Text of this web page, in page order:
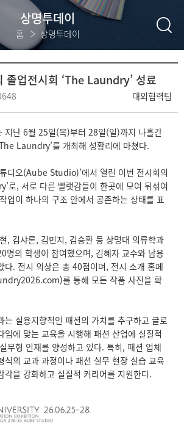
상명투데이
홈 상명투데이
졸업전시회 ‘The Laundry’ 성료
대외협력팀
지난 6월 25일(목)부터 28일(일)까지 나흘간
Laundry’를 개최해 성황리에 마쳤다.
디오(Aube Studio)’에서 열린 이번 전시회의
로, 서로 다른 빨랫감들이 한곳에 모여 뒤섞여
업이 하나의 구조 안에서 공존하는 상태를 표
, 김샤론, 김민지, 김승환 등 상명대 의류학과
명의 학생이 참여했으며, 김혜자 교수와 남용
다. 전시 의상은 총 40점이며, 전시 소개 홈페
를 통해 모든 작품 사진을 확
는 실용지향적인 패션의 가치를 추구하고 글로
임에 맞는 교육을 시행해 패션 산업에 실질적
무형 인재를 양성하고 있다. 특히, 패션 업체
식의 교과 과정이나 패션 실무 현장 실습 교육
각을 강화하고 실질적 커리어를 지원한다.